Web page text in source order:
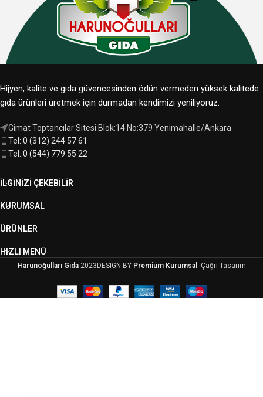
Hijyen, kalite ve gıda güvencesinden ödün vermeden yüksek kalitede
gıda ürünleri üretmek için durmadan kendimizi yeniliyoruz.
Gimat Toptancılar Sitesi Blok:14 No:379 Yenimahalle/Ankara
Tel: 0 (312) 244 57 61
Tel: 0 (544) 779 55 22
İLGINIZI ÇEKEBILIR
KURUMSAL
ÜRÜNLER
HIZLI MENÜ
Harunoğulları Gıda 2023DESIGN BY Premium Kurumsal . Çağrı Tasarım